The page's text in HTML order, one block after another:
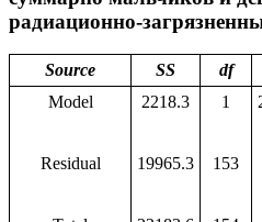
радиационно-
Source SS df
Model
2218.3 1
Residual
19965.3 153